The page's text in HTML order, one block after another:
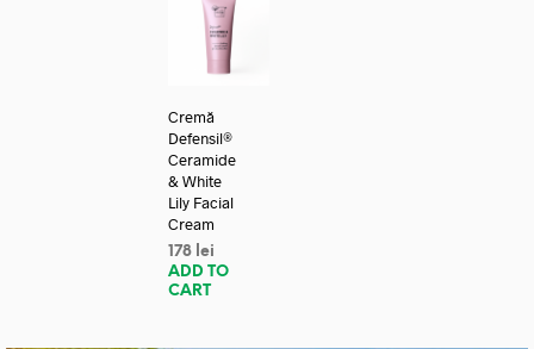
Cremă
Defensil®
Ceramide
& White
Lily Facial
Cream
178 lei
ADD TO
CART